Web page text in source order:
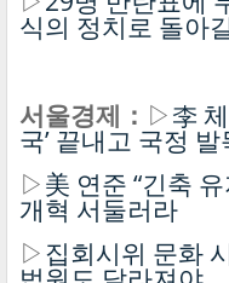
식의 정치로 돌아
서울경제： ▷李
국’ 끝내고 국정
▷美 연준 “긴축
개혁 서둘러라
▷집회시위 문화